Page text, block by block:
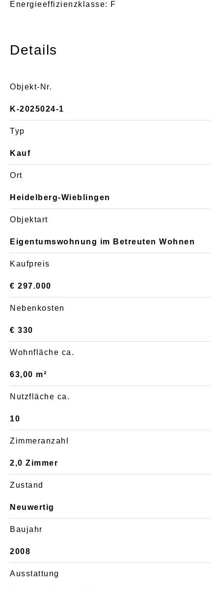
Energieeffizienzklasse: F
Details
Objekt-Nr.
K-2025024-1
Typ
Kauf
Ort
Heidelberg-Wieblingen
Objektart
Eigentumswohnung im Betreuten Wohnen
Kaufpreis
€ 297.000
Nebenkosten
€ 330
Wohnfläche ca.
63,00 m²
Nutzfläche ca.
10
Zimmeranzahl
2,0 Zimmer
Zustand
Neuwertig
Baujahr
2008
Ausstattung